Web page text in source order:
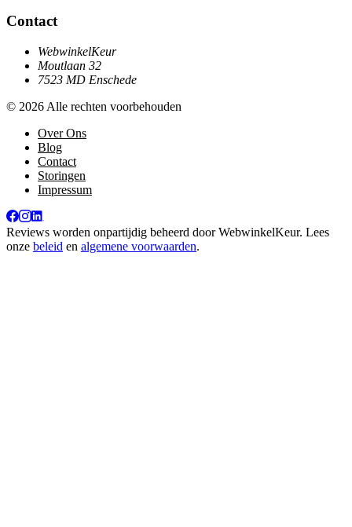
Contact
WebwinkelKeur
Moutlaan 32
7523 MD Enschede
© 2026 Alle rechten voorbehouden
Over Ons
Blog
Contact
Storingen
Impressum
Reviews worden onpartijdig beheerd doorWebwinkelKeur. Lees
onze beleid en algemene voorwaarden.